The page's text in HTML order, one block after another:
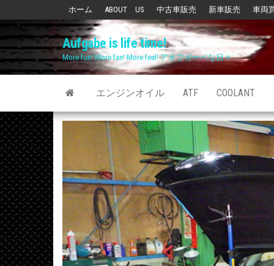
the
content
ホーム ABOUT US 中古車販売 新車販売 車両
Aufgabe is life time!
More fun! More fan! More feel! アオフガーベな日々
エンジンオイル ATF COOLANT